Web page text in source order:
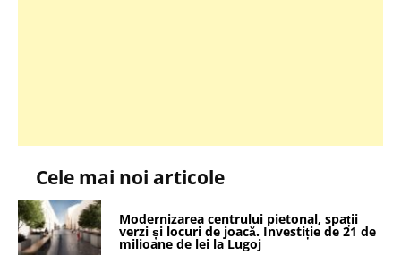
Cele mai noi articole
Modernizarea centrului pietonal, spații
verzi și locuri de joacă. Investiție de 21 de
milioane de lei la Lugoj